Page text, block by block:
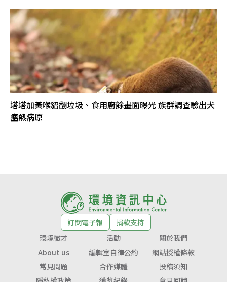
塔塔加黃喉貂翻垃圾、食用廚餘畫面曝光 族群調查驗出犬
瘟熱病原
訂閱電子報
捐款支持
環境徵才
活動
關於我們
About us
編輯室自律公約
網站授權條款
常見問題
合作媒體
投稿須知